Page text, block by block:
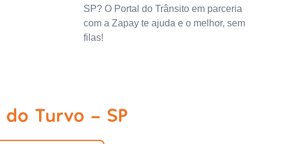
SP? O Portal do Trânsito em parceria
com a Zapay te ajuda e o melhor, sem
filas!
Turvo - SP